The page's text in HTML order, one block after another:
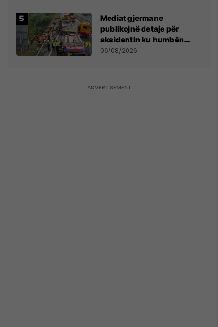
Mediat gjermane
publikojnë detaje për
aksidentin ku humbën
jetën tre mërgimtarë nga
06/08/2026